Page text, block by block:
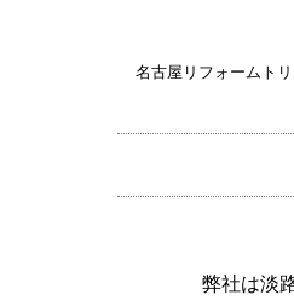
名古屋リフォームト
弊社は淡